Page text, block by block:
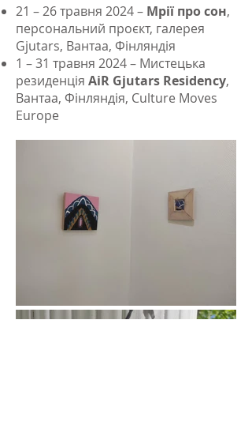
21 – 26 травня 2024 – Мрії про сон,
персональний проєкт, галерея
Gjutars, Вантаа, Фінляндія
1 – 31 травня 2024 – Мистецька
резиденція AiR Gjutars Residency,
Вантаа, Фінляндія, Culture Moves
Europe